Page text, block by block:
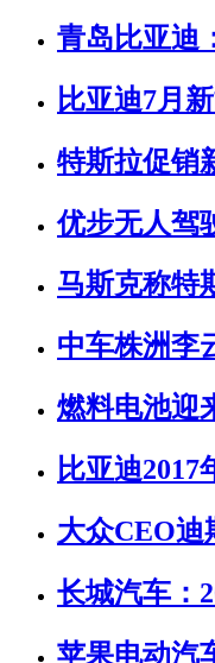
青岛比亚迪
比亚迪7月
特斯拉促销
优步无人驾
马斯克称特
中车株洲李
燃料电池迎
比亚迪2017
大众CEO迪
长城汽车：
苹果电动汽